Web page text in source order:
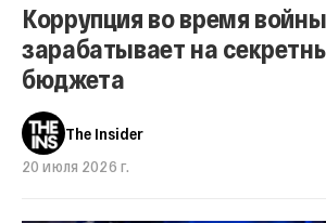
Коррупция во время
зарабатывает на
бюджета
The Insider
20 июля 2026 г.